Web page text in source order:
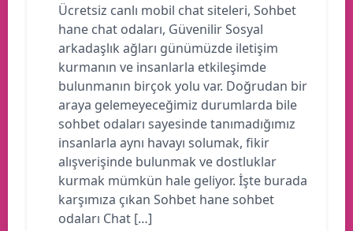
Ücretsiz canlı mobil chat siteleri, Sohbet
hane chat odaları, Güvenilir Sosyal
arkadaşlık ağları günümüzde iletişim
kurmanın ve insanlarla etkileşimde
bulunmanın birçok yolu var. Doğrudan bir
araya gelemeyeceğimiz durumlarda bile
sohbet odaları sayesinde tanımadığımız
insanlarla aynı havayı solumak, fikir
alışverişinde bulunmak ve dostluklar
kurmak mümkün hale geliyor. İşte burada
karşımıza çıkan Sohbet hane sohbet
odaları Chat […]